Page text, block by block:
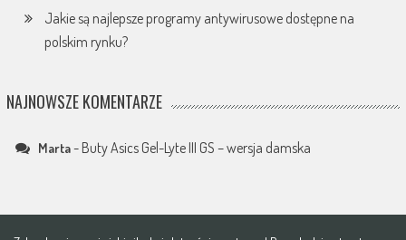
Jakie są najlepsze programy antywirusowe dostępne na
polskim rynku?
NAJNOWSZE KOMENTARZE
Marta- Buty Asics Gel-Lyte III GS – wersja damska